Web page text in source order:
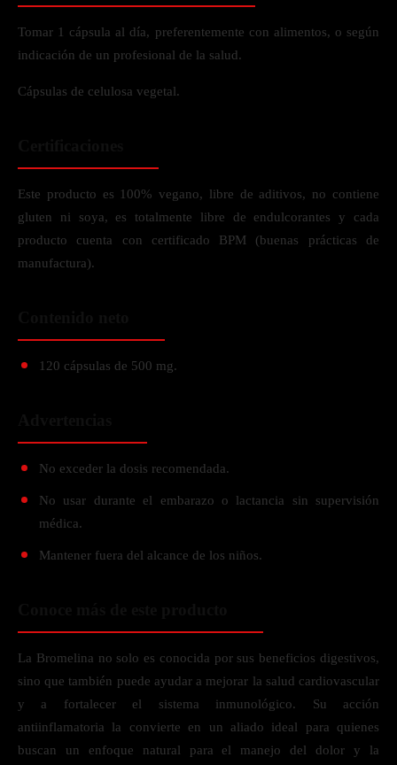
Tomar 1 cápsula al día, preferentemente con alimentos, o según
indicación de un profesional de la salud.
Cápsulas de celulosa vegetal.
Este producto es 100% vegano, libre de aditivos, no contiene
gluten ni soya, es totalmente libre de endulcorantes y cada
producto cuenta con certificado BPM (buenas prácticas de
manufactura).
120 cápsulas de 500 mg.
No exceder la dosis recomendada.
No usar durante el embarazo o lactancia sin supervisión
médica.
Mantener fuera del alcance de los niños.
La Bromelina no solo es conocida por sus beneficios digestivos,
sino que también puede ayudar a mejorar la salud cardiovascular
y a fortalecer el sistema inmunológico. Su acción
antiinflamatoria la convierte en un aliado ideal para quienes
buscan un enfoque natural para el manejo del dolor y la